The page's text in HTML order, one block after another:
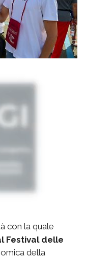
con la quale
Festival delle
della